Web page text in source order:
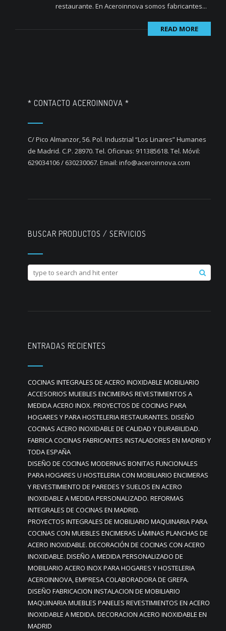
restaurante. En Aceroinnova somos fabricantes...
READ MORE
* CONTACTO ACEROINNOVA *
C/ Pico Almanzor, 56. Pol. Industrial “Los Linares” Humanes
de Madrid. C.P. 28970. Tel. Oficinas: 911385618. Tel. Móvil:
629034106 / 630230067. Email: info@aceroinnova.com
BUSCAR PRODUCTOS / SERVICIOS
ENTRADAS RECIENTES
COCINAS INTEGRALES DE ACERO INOXIDABLE MOBILIARIO
ACCESORIOS MUEBLES ENCIMERAS REVESTIMIENTOS A
MEDIDA ACERO INOX. PROYECTOS DE COCINAS PARA
HOGARES Y PARA HOSTELERIA RESTAURANTES. DISEÑO
COCINAS ACERO INOXIDABLE DE CALIDAD Y DURABILIDAD.
FABRICA COCINAS FABRICANTES INSTALADORES EN MADRID Y
TODA ESPAÑA
DISEÑO DE COCINAS MODERNAS BONITAS FUNCIONALES
PARA HOGARES U HOSTELERIA CON MOBILIARIO ENCIMERAS
Y REVESTIMIENTO DE PAREDES Y SUELOS EN ACERO
INOXIDABLE A MEDIDA PERSONALIZADO. REFORMAS
INTEGRALES DE COCINAS EN MADRID.
PROYECTOS INTEGRALES DE MOBILIARIO MAQUINARIA PARA
COCINAS CON MUEBLES ENCIMERAS LÁMINAS PLANCHAS DE
ACERO INOXIDABLE. DECORACIÓN DE COCINAS CON ACERO
INOXIDABLE. DISEÑO A MEDIDA PERSONALIZADO DE
MOBILIARIO ACERO INOX PARA HOGARES Y HOSTELERIA
ACEROINNOVA, EMPRESA COLABORADORA DE GREFA.
DISEÑO FABRICACION INSTALACION DE MOBILIARIO
MAQUINARIA MUEBLES PANELES REVESTIMIENTOS EN ACERO
INOXIDABLE A MEDIDA. DECORACION ACERO INOXIDABLE EN
MADRID